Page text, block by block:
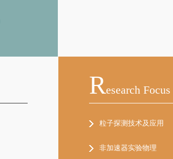
REsearch Focus
粒子探测技术及应用
非加速器实验物理